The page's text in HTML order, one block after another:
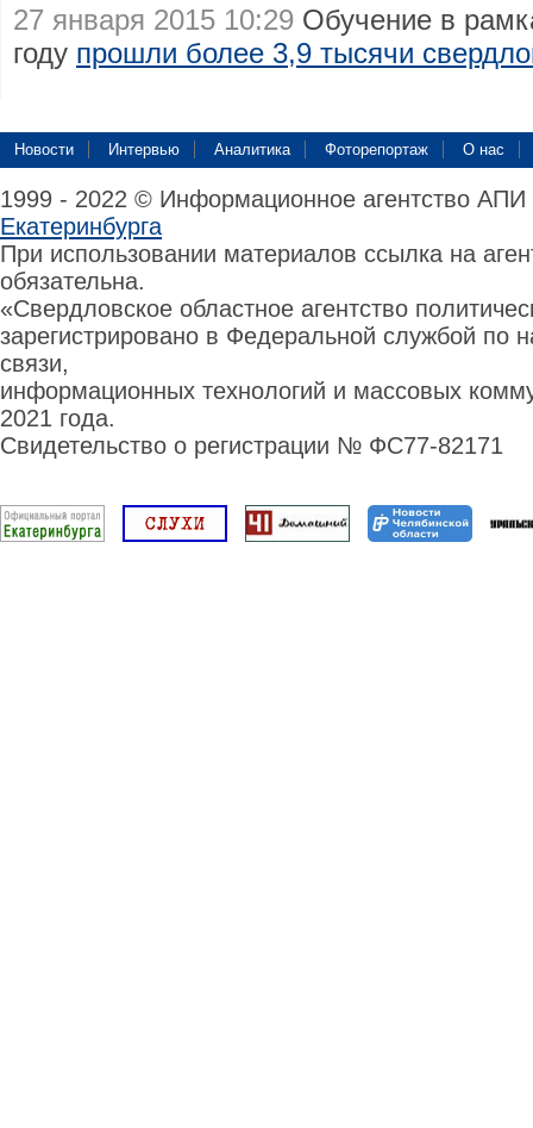
27 января 2015 10:29 Обучение в
году прошли более 3,9 тысячи
Новости Интервью Аналитика Фоторепортаж О нас
1999 - 2022 © Информационное агентство
Екатеринбурга
При использовании материалов ссылка на
обязательна.
«Свердловское областное агентство
зарегистрировано в Федеральной службой по
связи,
информационных технологий и массовых
2021 года.
Свидетельство о регистрации № ФС77-82171